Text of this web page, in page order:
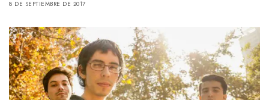
8 DE SEPTIEMBRE DE 2017